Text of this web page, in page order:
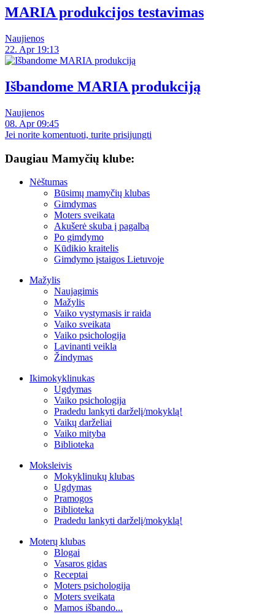
MARIA produkcijos testavimas
Naujienos
22. Apr 19:13
Išbandome MARIA produkciją
Naujienos
08. Apr 09:45
Jei norite komentuoti, turite prisijungti
Daugiau Mamyčių klube:
Nėštumas
Būsimų mamyčių klubas
Gimdymas
Moters sveikata
Akušerė skuba į pagalbą
Po gimdymo
Kūdikio kraitelis
Gimdymo įstaigos Lietuvoje
Mažylis
Naujagimis
Mažylis
Vaiko vystymasis ir raida
Vaiko sveikata
Vaiko psichologija
Lavinanti veikla
Žindymas
Ikimokyklinukas
Ugdymas
Vaiko psichologija
Pradedu lankyti darželį/mokyklą!
Vaikų darželiai
Vaiko mityba
Biblioteka
Moksleivis
Mokyklinukų klubas
Ugdymas
Pramogos
Biblioteka
Pradedu lankyti darželį/mokyklą!
Moterų klubas
Blogai
Vasaros gidas
Receptai
Moters psichologija
Moters sveikata
Mamos išbando...